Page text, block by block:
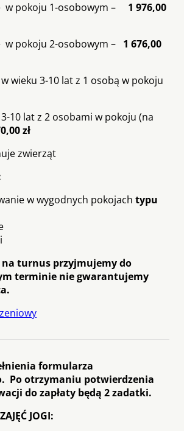
w pokoju 1-osobowym –
1 976,00
w pokoju 2-osobowym – 1 676,00
wieku 3-10 lat z 1 osobą w pokoju
10 lat z 2 osobami w pokoju (na
zł
zwierząt
w wygodnych pokojach typu
na turnus przyjmujemy do
terminie nie gwarantujemy
formularza
Po otrzymaniu potwierdzenia
do zapłaty będą 2 zadatki.
JOGI: